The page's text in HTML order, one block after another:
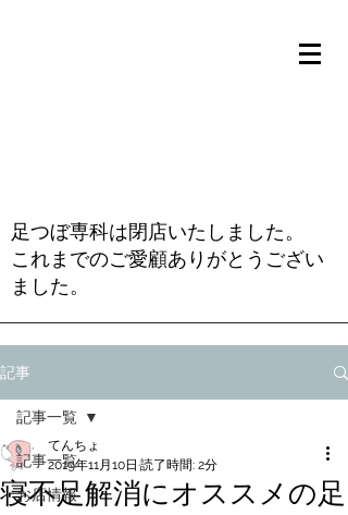
足つぼ専科は閉店いたしました。
これまでのご愛顧ありがとうござい
ました。
記事
記事一覧
お店情報
記事一覧
寝不足解消にオススメの足
てんちょ
2019年11月10日 読了時間: 2分